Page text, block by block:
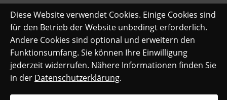
Diese Website verwendet Cookies. Einige Cookies sind
für den Betrieb der Website unbedingt erforderlich.
Andere Cookies sind optional und erweitern den
Funktionsumfang. Sie können Ihre Einwilligung
jederzeit widerrufen. Nähere Informationen finden Sie
in der Datenschutzerklärung.